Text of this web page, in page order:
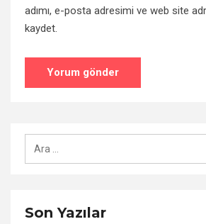
adımı, e-posta adresimi ve web site
kaydet.
Son Yazılar